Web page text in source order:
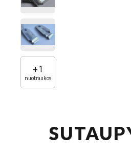
+1
nuotraukos